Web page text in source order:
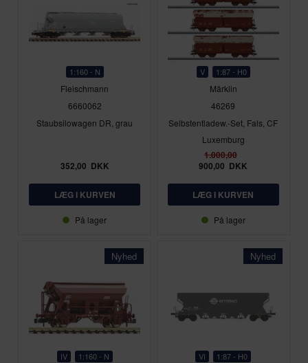
1:160 - N
Fleischmann
6660062
Staubsilowagen DR, grau
352,00 DKK
På lager
V 1:87 - H0
Märklin
46269
Selbstentladew.-Set, Fals, CF
Luxemburg
1.000,00
900,00 DKK
På lager
Nyhed
IV 1:160 - N
Nyhed
VI 1:87 - H0